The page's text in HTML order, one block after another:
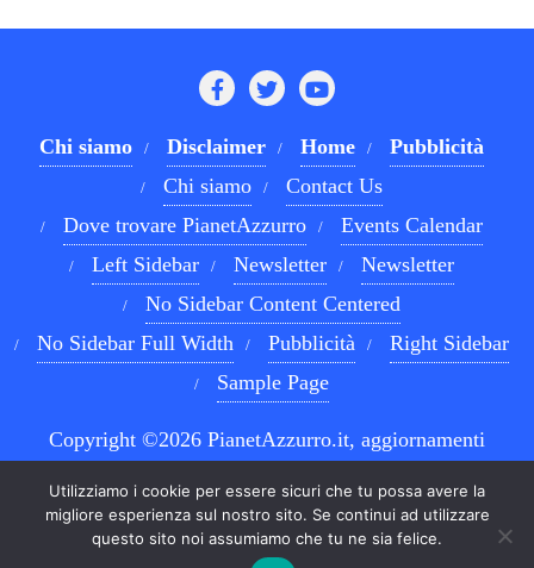
Chi siamo Disclaimer Home
Pubblicità
Chi siamo
Contact Us
Dove trovare PianetAzzurro
Events Calendar
Left Sidebar
Newsletter
Newsletter
No Sidebar Content Centered
No Sidebar Full Width
Pubblicità
Right Sidebar
Sample Page
Copyright ©2026 PianetAzzurro.it, aggiornamenti
rights reserved.Powered byWordPress & Designed by
Bizberg Themes
Utilizziamo i cookie per essere sicuri che tu possa avere la
migliore esperienza sul nostro sito. Se continui ad utilizzare
questo sito noi assumiamo che tu ne sia felice.